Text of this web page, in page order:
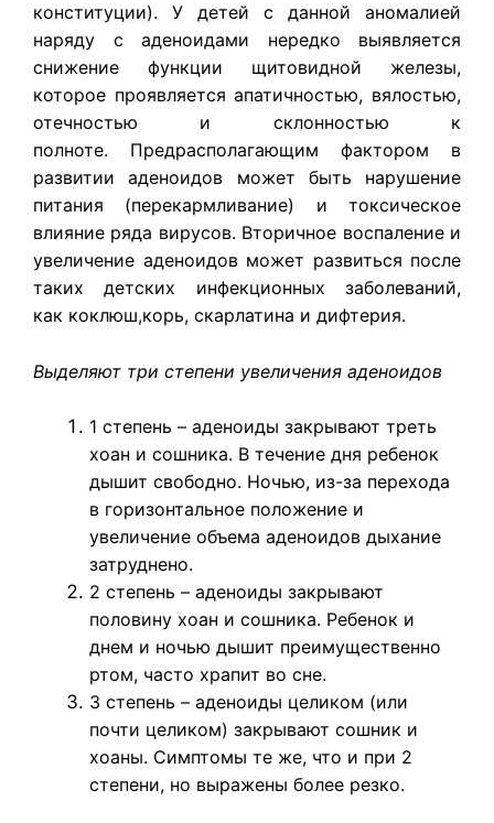
конституции). У детей с данной аномалией
наряду с аденоидами нередко выявляется
снижение функции щитовидной железы,
которое проявляется апатичностью, вялостью,
отечностью и склонностью к
полноте. Предрасполагающим фактором в
развитии аденоидов может быть нарушение
питания (перекармливание) и токсическое
влияние ряда вирусов. Вторичное воспаление и
увеличение аденоидов может развиться после
таких детских инфекционных заболеваний,
как коклюш,корь, скарлатина и дифтерия.
Выделяют три степени увеличения аденоидов
1 степень – аденоиды закрывают треть
хоан и сошника. В течение дня ребенок
дышит свободно. Ночью, из-за перехода
в горизонтальное положение и
увеличение объема аденоидов дыхание
затруднено.
2 степень – аденоиды закрывают
половину хоан и сошника. Ребенок и
днем и ночью дышит преимущественно
ртом, часто храпит во сне.
3 степень – аденоиды целиком (или
почти целиком) закрывают сошник и
хоаны. Симптомы те же, что и при 2
степени, но выражены более резко.